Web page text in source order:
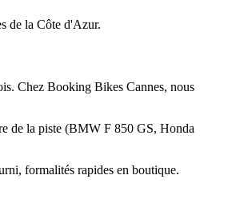
de la Côte d'Azur.
Chez Booking Bikes Cannes, nous
de la piste (BMW F 850 GS, Honda
formalités rapides en boutique.